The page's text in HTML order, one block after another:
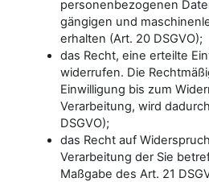
personenbezogenen
gängigen und
erhalten (Art. 20 DSGVO);
das Recht, eine erteilte
widerrufen. Die
Einwilligung bis zum
Verarbeitung, wird
DSGVO);
das Recht auf
Verarbeitung der Sie
Maßgabe des Art. 21